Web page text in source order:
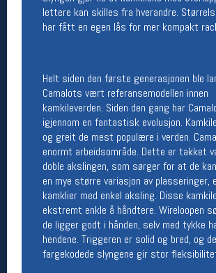
lettere kan skilles fra hverandre.
har fått en egen lås for mer kompakt
Helt siden den første generasjonen ble
Camalots vært referansemodellen innen
kamkileverden. Siden den gang har
igjennom en fantastisk evolusjon.
og greit de mest populære i verden.
enormt arbeidsområde. Dette er takket
doble akslingen, som sørger for at de
en mye større variasjon av plasseringer,
kamklier med enkel aksling. Disse
ekstremt enkle å håndtere. Wireloopen
de ligger godt i hånden, selv med tykke
hendene. Triggeren er solid og bred, og de
fargekodede slyngene gir stor
Åpningstider butikk
11-18
Team Oslo Sportslager
Magasinet
Medlemstilbud og aktiviteter
MELD DEG INN GRATIS
Åpningstider verkstedet
Man-Fredag:
11-18
Lørdag:
11-16
Om verkstedet